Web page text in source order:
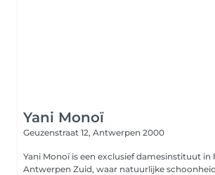
Yani Monoï
Geuzenstraat 12, Antwerpen 2000
Yani Monoï is een exclusief damesinstituut in
Antwerpen Zuid, waar natuurlijke